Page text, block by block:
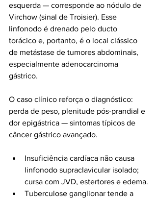
esquerda — corresponde ao nódulo de
Virchow (sinal de Troisier). Esse
linfonodo é drenado pelo ducto
torácico e, portanto, é o local clássico
de metástase de tumores abdominais,
especialmente adenocarcinoma
gástrico.
O caso clínico reforça o diagnóstico:
perda de peso, plenitude pós-prandial e
dor epigástrica — sintomas típicos de
câncer gástrico avançado.
Insuficiência cardíaca não causa
linfonodo supraclavicular isolado;
cursa com JVD, estertores e edema.
Tuberculose ganglionar tende a